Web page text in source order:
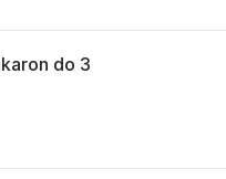
do 3